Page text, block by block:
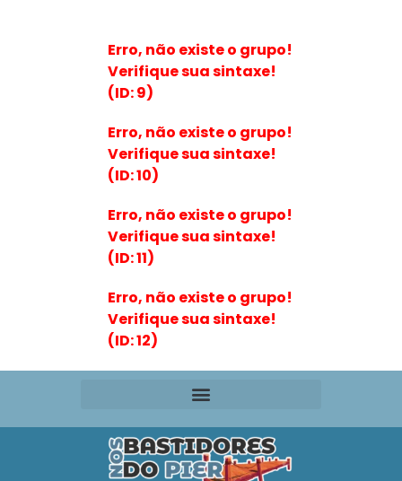
Erro, não existe o grupo!
Verifique sua sintaxe!
(ID: 9)
Erro, não existe o grupo!
Verifique sua sintaxe!
(ID: 10)
Erro, não existe o grupo!
Verifique sua sintaxe!
(ID: 11)
Erro, não existe o grupo!
Verifique sua sintaxe!
(ID: 12)